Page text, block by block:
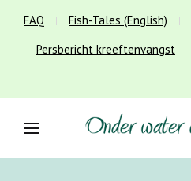
FAQ Fish-Tales (English)
Persbericht kreeftenvangst